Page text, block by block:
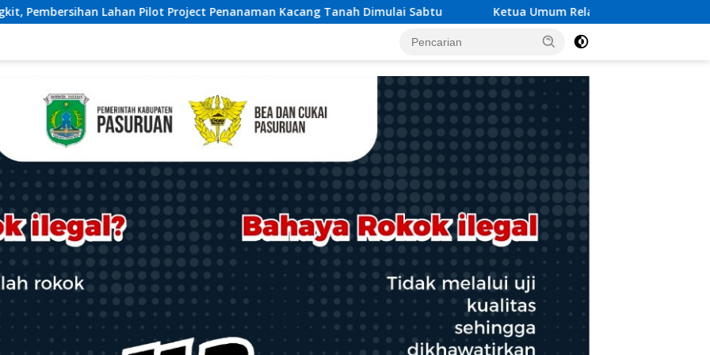
Kacang Tanah Dimulai Sabtu Ketua Umum Relawan Peduli Rakyat Lintas Batas Usulkan Dana Rehab-